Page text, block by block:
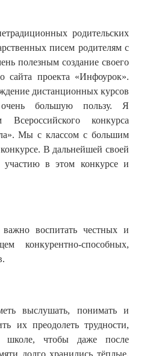
родительских
писем родителям с
полезным создание своего
сайта проекта «Инфоурок».
дистанционных курсов
большую пользу. Я
Всероссийского конкурса
Мы с классом с большим
В дальнейшей своей
в этом конкурсе и
воспитать честных и
конкурентно-способных,
выслушать, понимать и
их преодолеть трудности,
школе, чтобы даже после
долго хранились тёплые,